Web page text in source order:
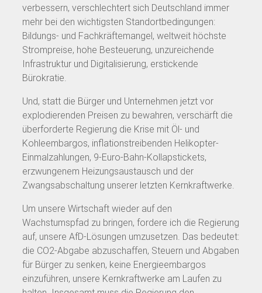
verbessern, verschlechtert sich Deutschland immer
mehr bei den wichtigsten Standortbedingungen:
Bildungs- und Fachkräftemangel, weltweit höchste
Strompreise, hohe Besteuerung, unzureichende
Infrastruktur und Digitalisierung, erstickende
Bürokratie.
Und, statt die Bürger und Unternehmen jetzt vor
explodierenden Preisen zu bewahren, verschärft die
überforderte Regierung die Krise mit Öl- und
Kohleembargos, inflationstreibenden Helikopter-
Einmalzahlungen, 9-Euro-Bahn-Kollapstickets,
erzwungenem Heizungsaustausch und der
Zwangsabschaltung unserer letzten Kernkraftwerke.
Um unsere Wirtschaft wieder auf den
Wachstumspfad zu bringen, fordere ich die Regierung
auf, unsere AfD-Lösungen umzusetzen. Das bedeutet:
die CO2-Abgabe abzuschaffen, Steuern und Abgaben
für Bürger zu senken, keine Energieembargos
einzuführen, unsere Kernkraftwerke am Laufen zu